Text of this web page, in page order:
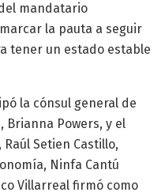
mandatario
la pauta a seguir
tener un estado estable
la cónsul general de
Brianna Powers, y el
Setien Castillo,
Ninfa Cantú
Villarreal firmó como